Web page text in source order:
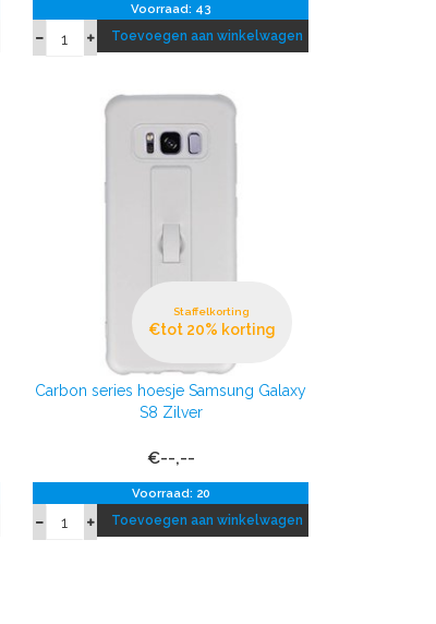
Voorraad: 43
Toevoegen aan winkelwagen
Staffelkorting
€tot 20% korting
Carbon series hoesje Samsung Galaxy
S8 Zilver
€--,--
Voorraad: 20
Toevoegen aan winkelwagen